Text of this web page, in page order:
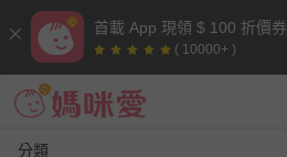
首載 App 現領 $ 100 折價券
( 10000+ )
分類